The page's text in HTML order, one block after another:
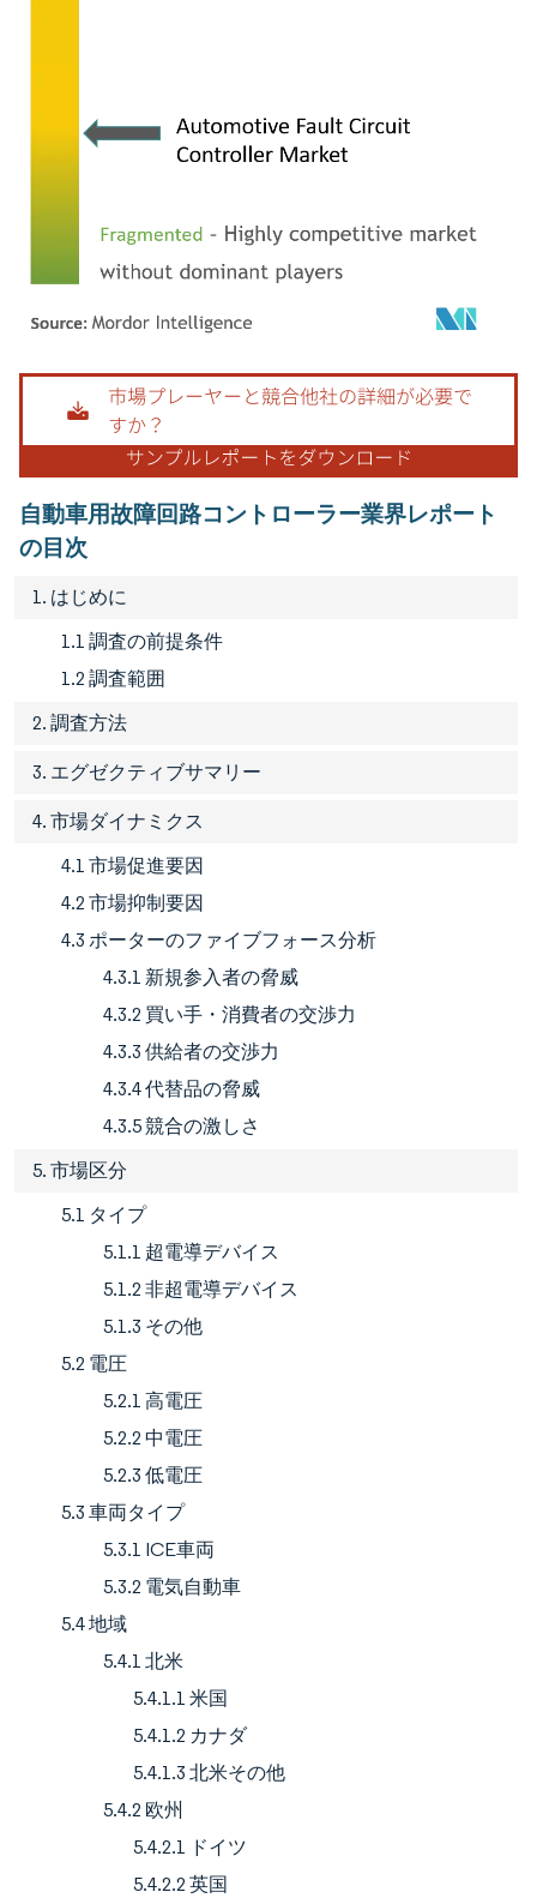
画像 © Mordor Intelligence。再利用にはCC BY 4.0の表示が必要です。
自動車用故障回路コントローラー業界レポート
の目次
1. はじめに
1.1 調査の前提条件
1.2 調査範囲
2. 調査方法
3. エグゼクティブサマリー
4. 市場ダイナミクス
4.1 市場促進要因
4.2 市場抑制要因
4.3 ポーターのファイブフォース分析
4.3.1 新規参入者の脅威
4.3.2 買い手・消費者の交渉力
4.3.3 供給者の交渉力
4.3.4 代替品の脅威
4.3.5 競合の激しさ
5. 市場区分
5.1 タイプ
5.1.1 超電導デバイス
5.1.2 非超電導デバイス
5.1.3 その他
5.2 電圧
5.2.1 高電圧
5.2.2 中電圧
5.2.3 低電圧
5.3 車両タイプ
5.3.1 ICE車両
5.3.2 電気自動車
5.4 地域
5.4.1 北米
5.4.1.1 米国
5.4.1.2 カナダ
5.4.1.3 北米その他
5.4.2 欧州
5.4.2.1 ドイツ
5.4.2.2 英国